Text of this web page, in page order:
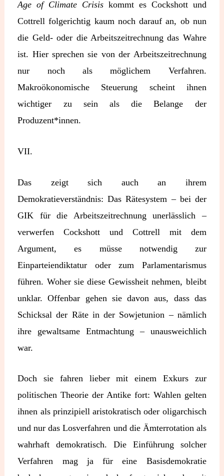
Age of Climate Crisis kommt es Cockshott und
Cottrell folgerichtig kaum noch darauf an, ob nun
die Geld- oder die Arbeitszeitrechnung das Wahre
ist. Hier sprechen sie von der Arbeitszeitrechnung
nur noch als möglichem Verfahren.
Makroökonomische Steuerung scheint ihnen
wichtiger zu sein als die Belange der
Produzent*innen.
VII.
Das zeigt sich auch an ihrem
Demokratieverständnis: Das Rätesystem – bei der
GIK für die Arbeitszeitrechnung unerlässlich –
verwerfen Cockshott und Cottrell mit dem
Argument, es müsse notwendig zur
Einparteiendiktatur oder zum Parlamentarismus
führen. Woher sie diese Gewissheit nehmen, bleibt
unklar. Offenbar gehen sie davon aus, dass das
Schicksal der Räte in der Sowjetunion – nämlich
ihre gewaltsame Entmachtung – unausweichlich
war.
Doch sie fahren lieber mit einem Exkurs zur
politischen Theorie der Antike fort: Wahlen gelten
ihnen als prinzipiell aristokratisch oder oligarchisch
und nur das Losverfahren und die Ämterrotation als
wahrhaft demokratisch. Die Einführung solcher
Verfahren mag ja für eine Basisdemokratie